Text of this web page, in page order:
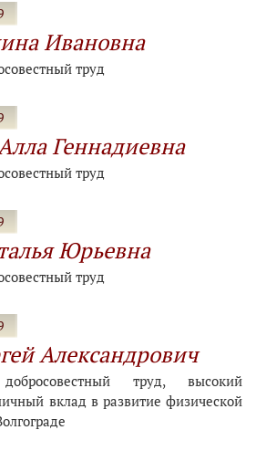
Ивановна
труд
Геннадиевна
труд
Юрьевна
труд
Александрович
труд, высокий
вклад в развитие физической